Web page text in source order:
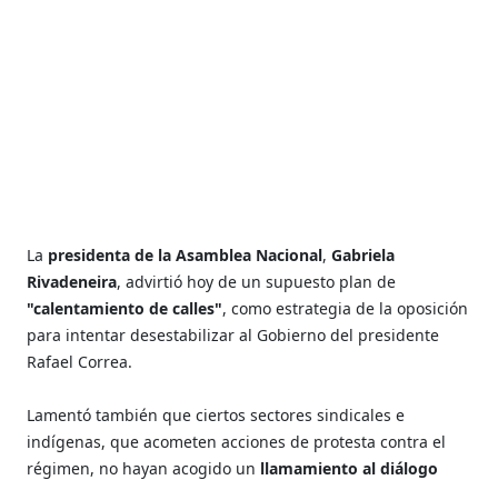
La presidenta de la Asamblea Nacional, Gabriela
Rivadeneira, advirtió hoy de un supuesto plan de
"calentamiento de calles", como estrategia de la oposición
para intentar desestabilizar al Gobierno del presidente
Rafael Correa.
Lamentó también que ciertos sectores sindicales e
indígenas, que acometen acciones de protesta contra el
régimen, no hayan acogido un llamamiento al diálogo